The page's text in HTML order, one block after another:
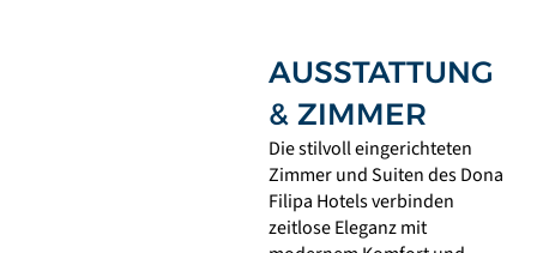
AUSSTATTUNG
& ZIMMER
Die stilvoll eingerichteten
Zimmer und Suiten des Dona
Filipa Hotels verbinden
zeitlose Eleganz mit